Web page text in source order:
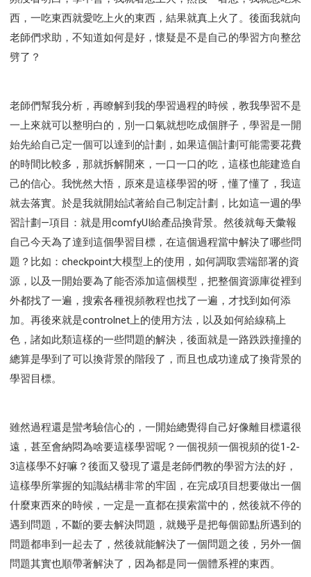
西，一吃東西就愛吃上火的東西，結果就真上火了。後面我就向
老師們求助，不知道如何是好，懷疑是不是自己的學習方向整岔
劈了？
老師們幫我分析，再瞭解到我的學習過程的時候，教我學習不是
一上來就可以整明白的，別一口氣就想吃成個胖子，學習是一開
始先給自己定一個可以達到的計劃，如果這個計劃可能需要花費
的時間比較多，那就拆解開來，一口一口的吃，這樣也能建造自
己的信心。我恍然大悟，原來是這樣學習的呀，懂了懂了，我這
就去落實。於是我就開始試著給自己制定計劃，比如這一週的學
習計劃—項目：就是用comfyUI給產品換背景。然後就每天彙報
自己今天為了達到這個學習目標，在這個過程當中解決了哪些問
題？比如：checkpoint大模型上的使用，如何調取雲端部署的資
源，以及一開始要為了能否添加這個模型，把整個資源庫從裡到
外都找了一遍，搜索各種視頻教程也找了一遍，才找到如何添
加。再後來就是controlnet上的使用方法，以及如何給線稿上
色，諸如此類這樣的一些問題的解決，後面就是一路跌跌撞撞的
總算是學到了可以換背景的階段了，而且也成功達成了換背景的
學習目標。
雖然過程還是蠻考驗信心的，一開始總覺得自己好像離目標還很
遠，甚至會納悶為啥要這樣學習呢？一個視頻一個視頻的從1-2-
3這樣學不好嘛？後面又發現了還是老師們教的學習方法的好，
這樣學所掌握的知識結構非常的牢固，在完成項目想要做出一個
什麼東西來的時候，一定是一直都在摸索當中的，然後就不停的
遇到問題，不斷的要去解決問題，就幾乎是把每個節點所遇到的
問題都串到一起去了，然後就能解決了一個問題之後，另外一個
問題其實也順帶著解決了，因為都是同一個體系裡的東西。